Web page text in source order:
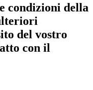
condizioni della
del vostro
con il